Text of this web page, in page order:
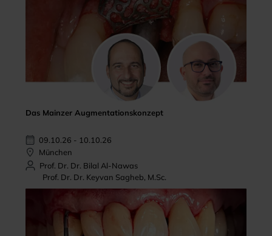
Das Mainzer Augmentationskonzept
09.10.26 - 10.10.26
München
Prof. Dr. Dr. Bilal Al-Nawas
Prof. Dr. Dr. Keyvan Sagheb, M.Sc.